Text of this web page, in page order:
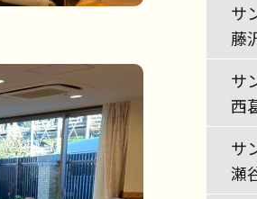
サ
藤
サ
西
サ
瀬